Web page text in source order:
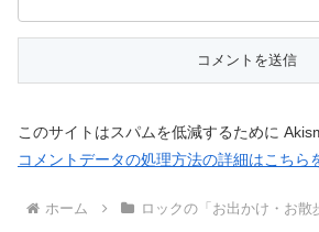
このサイトはスパムを低減するために
コメントデータの処理方法の詳細はこちら
ホーム ロックの「お出かけ・お散